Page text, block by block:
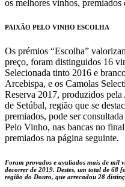
os melhores vinhos, premiados
PAIXÃO PELO VINHO ESCOLHA
Os prémios “Escolha”
preço, foram distinguidos 16
Selecionada tinto 2016 e
Arcebispa, e os Camolas
Reserva 2017, produzidos
de Setúbal, região que se
premiados, pode ser
Pelo Vinho, nas bancas no
premiados na página seguinte.
Foram provados e avaliados mais de mil
decorrer de 2019. Destes, um total de 68
região do Douro, que arrecadou 28